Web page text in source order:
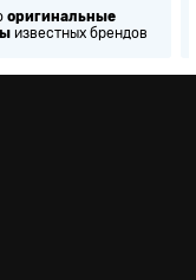
оригинальные
известных брендов